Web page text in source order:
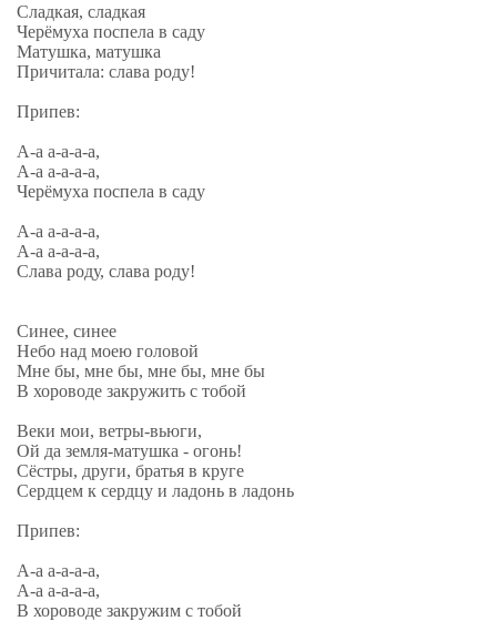
Сладкая, сладкая
Черёмуха поспела в саду
Матушка, матушка
Причитала: слава роду!
Припев:
А-а а-а-а-а,
А-а а-а-а-а,
Черёмуха поспела в саду
А-а а-а-а-а,
А-а а-а-а-а,
Слава роду, слава роду!
Синее, синее
Небо над моею головой
Мне бы, мне бы, мне бы, мне бы
В хороводе закружить с тобой
Веки мои, ветры-вьюги,
Ой да земля-матушка - огонь!
Сёстры, други, братья в круге
Сердцем к сердцу и ладонь в ладонь
Припев:
А-а а-а-а-а,
А-а а-а-а-а,
В хороводе закружим с тобой